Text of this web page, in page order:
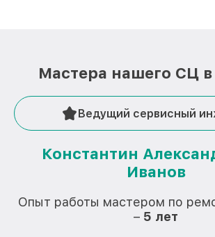
Мастера нашего СЦ в
Ведущий сервисный
Константин
Иванов
Опыт работы мастером по
– 5 лет